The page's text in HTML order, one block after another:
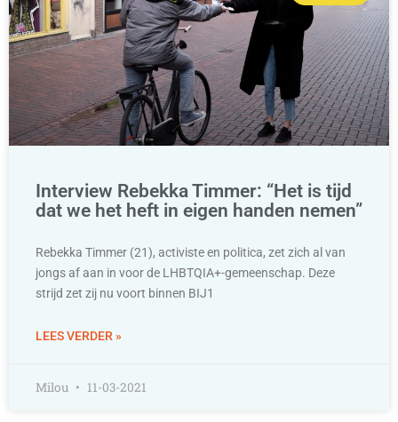
Interview Rebekka Timmer: “Het is tijd
dat we het heft in eigen handen nemen”
Rebekka Timmer (21), activiste en politica, zet zich al van
jongs af aan in voor de LHBTQIA+-gemeenschap. Deze
strijd zet zij nu voort binnen BIJ1
LEES VERDER »
Milou 11-03-2021